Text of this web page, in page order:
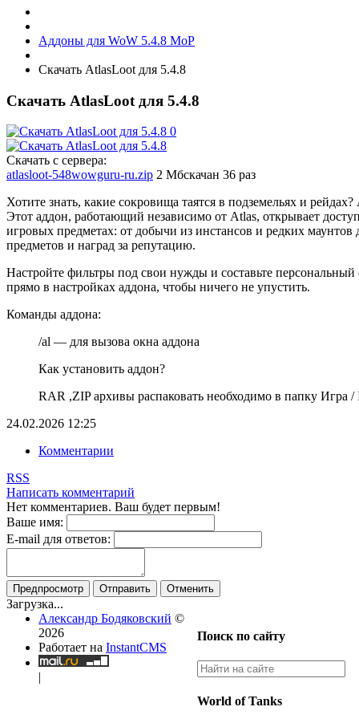
Аддоны для WoW 5.4.8 MoP
Скачать AtlasLoot для 5.4.8
Скачать AtlasLoot для 5.4.8
Скачать с сервера:
atlasloot-548wowguru-ru.zip 2 Мбскачан 36 раз
Хотите знать, какие сокровища таятся в подземельях и
Этот аддон, работающий независимо от Atlas, открывает
игровых предметах: от добычи из инстансов и редких
предметов и наград за репутацию.
Настройте фильтры под свои нужды и составьте
прямо в настройках аддона, чтобы ничего не упустить.
Команды аддона:
/al — для вызова окна аддона
Как установить аддон?
RAR ,ZIP архивы распаковать необходимо в папку Игра /
24.02.2026 12:25
Комментарии
RSS
Написать комментарий
Нет комментариев. Ваш будет первым!
Ваше имя:
E-mail для ответов:
Предпросмотр Отправить Отменить
Загрузка...
Поиск по сайту
World of Tanks
Александр Бодяковский ©
2026
Работает на InstantCMS
|